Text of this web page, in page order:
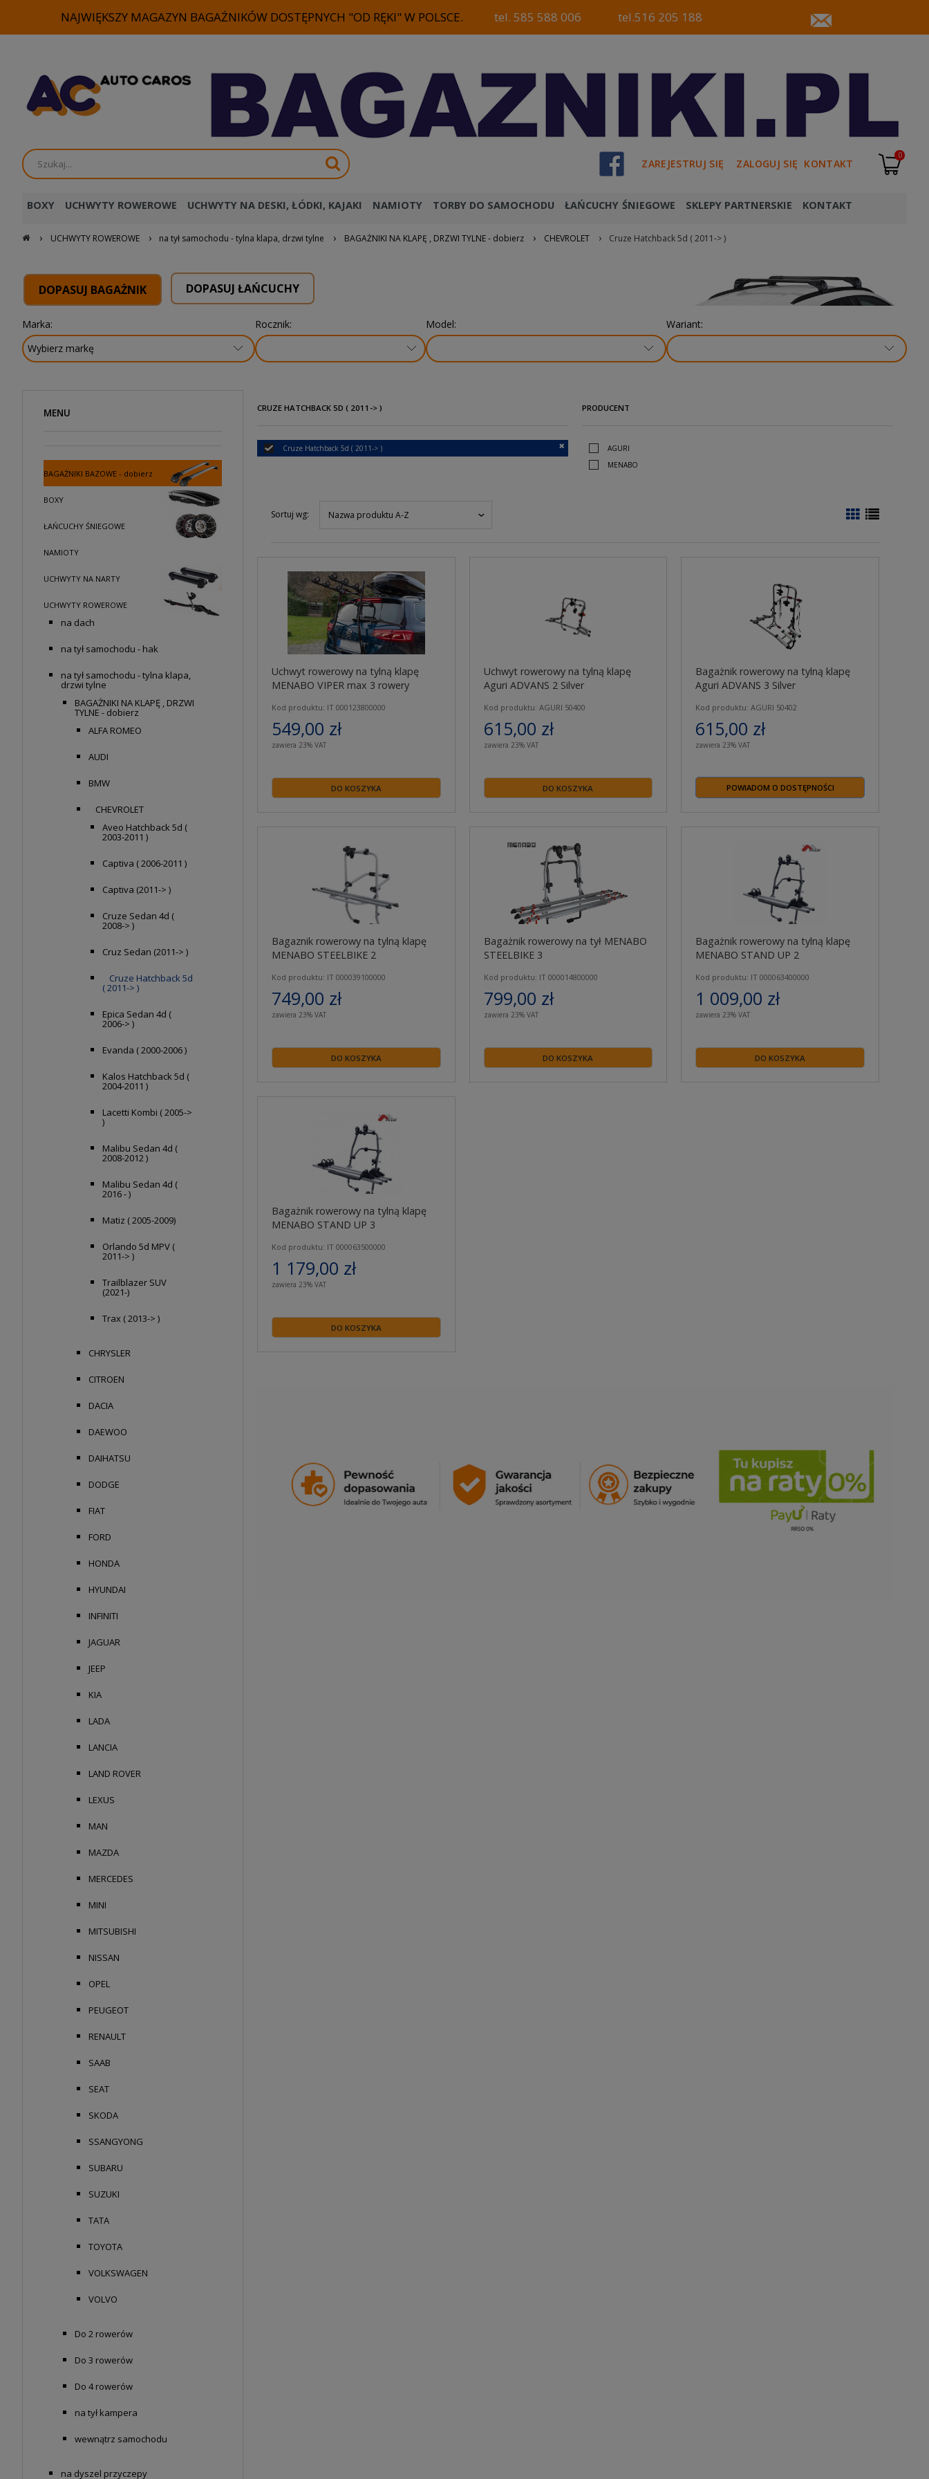
NAJWIĘKSZY MAGAZYN BAGAŻNIKÓW DOSTĘPNYCH "OD RĘKI" W POLSCE. tel. 585 588 006 tel.516 205 188
ZAREJESTRUJ SIĘ ZALOGUJ SIĘ KONTAKT
0
BOXY UCHWYTY ROWEROWE UCHWYTY NA DESKI, ŁÓDKI, KAJAKI NAMIOTY TORBY DO SAMOCHODU ŁAŃCUCHY ŚNIEGOWE SKLEPY PARTNERSKIE KONTAKT
› UCHWYTY ROWEROWE › na tył samochodu - tylna klapa, drzwi tylne › BAGAŻNIKI NA KLAPĘ , DRZWI TYLNE - dobierz › CHEVROLET › Cruze Hatchback 5d ( 2011-> )
DOPASUJ BAGAŻNIK DOPASUJ ŁAŃCUCHY
Marka: Rocznik: Model: Wariant:
MENU
BAGAŻNIKI BAZOWE - dobierz
BOXY
ŁAŃCUCHY ŚNIEGOWE
NAMIOTY
UCHWYTY NA NARTY
UCHWYTY ROWEROWE
na dach
na tył samochodu - hak
na tył samochodu - tylna klapa,
drzwi tylne
BAGAŻNIKI NA KLAPĘ , DRZWI
TYLNE - dobierz
ALFA ROMEO
AUDI
BMW
CHEVROLET
Aveo Hatchback 5d (
2003-2011 )
Captiva ( 2006-2011 )
Captiva (2011-> )
Cruze Sedan 4d (
2008-> )
Cruz Sedan (2011-> )
Cruze Hatchback 5d
( 2011-> )
Epica Sedan 4d (
2006-> )
Evanda ( 2000-2006 )
Kalos Hatchback 5d (
2004-2011 )
Lacetti Kombi ( 2005->
)
Malibu Sedan 4d (
2008-2012 )
Malibu Sedan 4d (
2016 - )
Matiz ( 2005-2009)
Orlando 5d MPV (
2011-> )
Trailblazer SUV
(2021-)
Trax ( 2013-> )
CHRYSLER
CITROEN
DACIA
DAEWOO
DAIHATSU
DODGE
FIAT
FORD
HONDA
HYUNDAI
INFINITI
JAGUAR
JEEP
KIA
LADA
LANCIA
LAND ROVER
LEXUS
MAN
MAZDA
MERCEDES
MINI
MITSUBISHI
NISSAN
OPEL
PEUGEOT
RENAULT
SAAB
SEAT
SKODA
SSANGYONG
SUBARU
SUZUKI
TATA
TOYOTA
VOLKSWAGEN
VOLVO
Do 2 rowerów
Do 3 rowerów
Do 4 rowerów
na tył kampera
wewnątrz samochodu
na dyszel przyczepy
CRUZE HATCHBACK 5D ( 2011-> )
Cruze Hatchback 5d ( 2011-> )
PRODUCENT
AGURI
MENABO
Sortuj wg: Nazwa produktu A-Z
Uchwyt rowerowy na tylną klapę
MENABO VIPER max 3 rowery
Kod produktu: IT 000123800000
549,00 zł
zawiera 23% VAT
DO KOSZYKA
Uchwyt rowerowy na tylną klapę
Aguri ADVANS 2 Silver
Kod produktu: AGURI 50400
615,00 zł
zawiera 23% VAT
DO KOSZYKA
Bagażnik rowerowy na tylną klapę
Aguri ADVANS 3 Silver
Kod produktu: AGURI 50402
615,00 zł
zawiera 23% VAT
POWIADOM O DOSTĘPNOŚCI
Bagaznik rowerowy na tylną klapę
MENABO STEELBIKE 2
Kod produktu: IT 000039100000
749,00 zł
zawiera 23% VAT
DO KOSZYKA
Bagażnik rowerowy na tył MENABO
STEELBIKE 3
Kod produktu: IT 000014800000
799,00 zł
zawiera 23% VAT
DO KOSZYKA
Bagażnik rowerowy na tylną klapę
MENABO STAND UP 2
Kod produktu: IT 000063400000
1 009,00 zł
zawiera 23% VAT
DO KOSZYKA
Bagażnik rowerowy na tylną klapę
MENABO STAND UP 3
Kod produktu: IT 000063500000
1 179,00 zł
zawiera 23% VAT
DO KOSZYKA